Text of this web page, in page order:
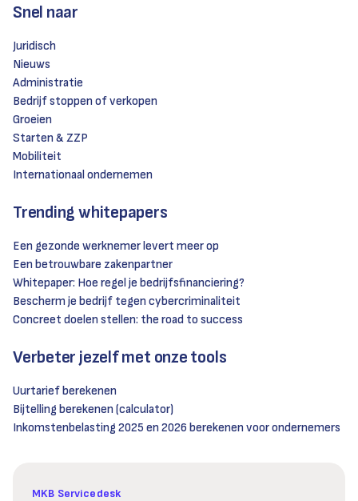
Snel naar
Juridisch
Nieuws
Administratie
Bedrijf stoppen of verkopen
Groeien
Starten & ZZP
Mobiliteit
Internationaal ondernemen
Trending whitepapers
Een gezonde werknemer levert meer op
Een betrouwbare zakenpartner
Whitepaper: Hoe regel je bedrijfsfinanciering?
Bescherm je bedrijf tegen cybercriminaliteit
Concreet doelen stellen: the road to success
Verbeter jezelf met onze tools
Uurtarief berekenen
Bijtelling berekenen (calculator)
Inkomstenbelasting 2025 en 2026 berekenen voor ondernemers
MKB Servicedesk